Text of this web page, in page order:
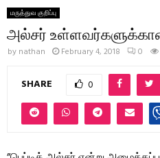
மருத்துவ குறிப்பு
அல்சர்
by nathan February 4, 2018 0
SHARE 0